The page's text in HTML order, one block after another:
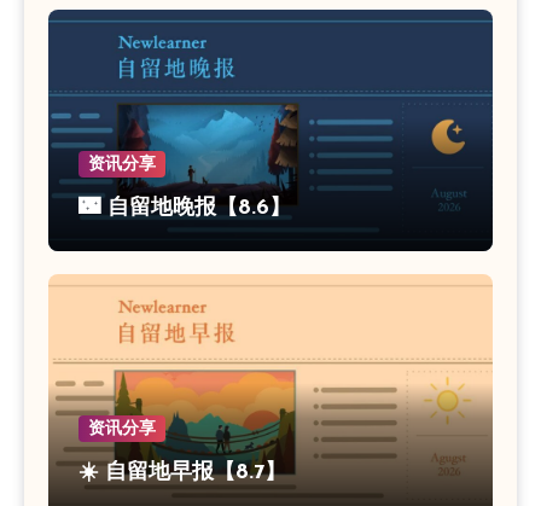
资讯分享
🌃 自留地晚报【8.6】
资讯分享
☀️ 自留地早报【8.7】